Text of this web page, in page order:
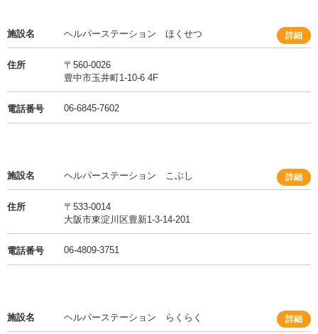
施設名 ヘルパーステーション ほくせつ 詳細
住所
〒560-0026
豊中市玉井町1-10-6 4F
電話番号 06-6845-7602
施設名 ヘルパーステーション こぶし 詳細
住所
〒533-0014
大阪市東淀川区豊新1-3-14-201
電話番号 06-4809-3751
施設名 ヘルパーステーション らくらく 詳細